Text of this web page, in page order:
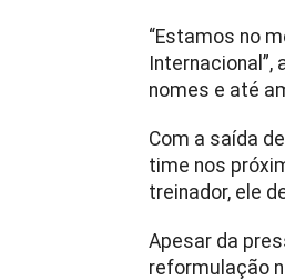
“Estamos no
nomes e até
Com a saída
time nos
treinador, ele
Apesar da
reformulação